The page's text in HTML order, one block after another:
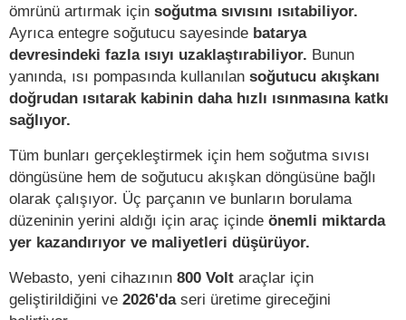
ömrünü artırmak için soğutma sıvısını ısıtabiliyor.
Ayrıca entegre soğutucu sayesinde batarya
devresindeki fazla ısıyı uzaklaştırabiliyor. Bunun
yanında, ısı pompasında kullanılan soğutucu akışkanı
doğrudan ısıtarak kabinin daha hızlı ısınmasına katkı
sağlıyor.
Tüm bunları gerçekleştirmek için hem soğutma sıvısı
döngüsüne hem de soğutucu akışkan döngüsüne bağlı
olarak çalışıyor. Üç parçanın ve bunların borulama
düzeninin yerini aldığı için araç içinde önemli miktarda
yer kazandırıyor ve maliyetleri düşürüyor.
Webasto, yeni cihazının 800 Volt araçlar için
geliştirildiğini ve 2026'daseri üretime gireceğini